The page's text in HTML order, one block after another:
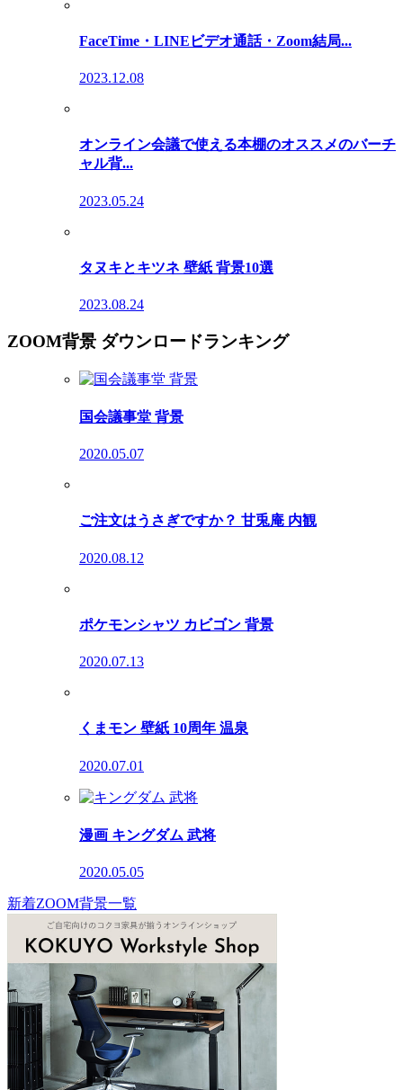
FaceTime・LINEビデオ通話・Zoom結局...
2023.12.08
オンライン会議で使える本棚のオススメのバーチ
ャル背...
2023.05.24
タヌキとキツネ 壁紙 背景10選
2023.08.24
ZOOM背景 ダウンロードランキング
国会議事堂 背景
2020.05.07
ご注文はうさぎですか？ 甘兎庵 内観
2020.08.12
ポケモンシャツ カビゴン 背景
2020.07.13
くまモン 壁紙 10周年 温泉
2020.07.01
漫画 キングダム 武将
2020.05.05
新着ZOOM背景一覧